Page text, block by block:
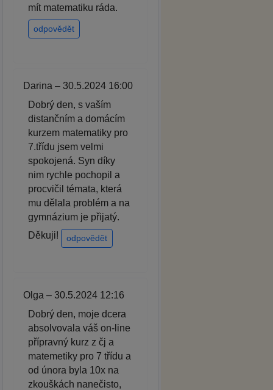
mít matematiku ráda.
odpovědět
Darina – 30.5.2024 16:00
Dobrý den, s vaším
distančním a domácím
kurzem matematiky pro
7.třídu jsem velmi
spokojená. Syn díky
nim rychle pochopil a
procvičil témata, která
mu dělala problém a na
gymnázium je přijatý.
Děkuji!
odpovědět
Olga – 30.5.2024 12:16
Dobrý den, moje dcera
absolvovala váš on-line
přípravný kurz z čj a
matemetiky pro 7 třídu a
od února byla 10x na
zkouškách nanečisto,